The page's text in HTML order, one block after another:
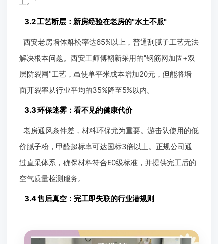
3.2 工艺断层：新房经验在老房的"水土不服"
西安老房墙体酥松率达65%以上，普通刮腻子工艺无法
解决根本问题。西安王师傅翻新采用的"钢筋网加固+双
层防裂网"工艺，虽使单平米成本增加20元，但能将墙
面开裂率从行业平均的35%降至5%以内。
3.3 环保迷雾：看不见的健康代价
老房通风条件差，材料环保尤为重要。游击队使用的低
价腻子粉，甲醛超标率可达国标3倍以上。正规公司通
过直采体系，确保材料符合E0级标准，并提供完工后的
空气质量检测服务。
3.4 售后真空：完工即失联的行业潜规则